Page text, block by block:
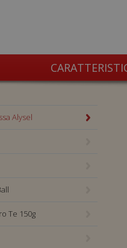
Alysel
Te 150g